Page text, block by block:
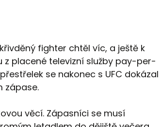
fighter chtěl víc, a ještě k
placené televizní služby pay-per-
se nakonec s UFC dokázal
zápase.
věcí. Zápasníci se musí